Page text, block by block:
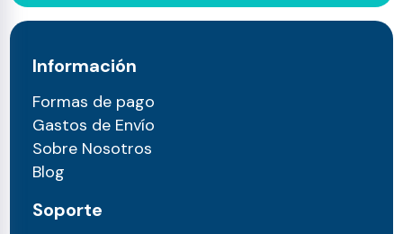
Información
Formas de pago
Gastos de Envío
Sobre Nosotros
Blog
Soporte